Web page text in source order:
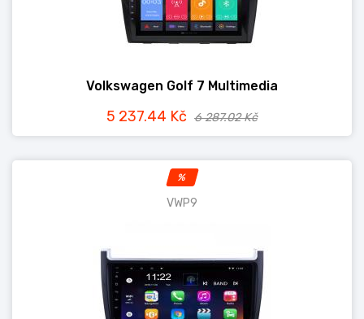
Volkswagen Golf 7 Multimedia
5 237.44 Kč 6 287.02 Kč
%
VWP9